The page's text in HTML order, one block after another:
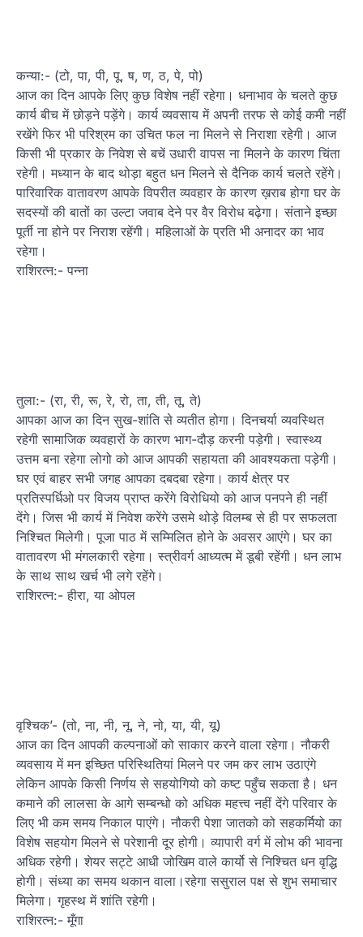
कन्या:- (टो, पा, पी, पू, ष, ण, ठ, पे, पो)
आज का दिन आपके लिए कुछ विशेष नहीं रहेगा। धनाभाव के चलते कुछ
कार्य बीच में छोड़ने पड़ेंगे। कार्य व्यवसाय में अपनी तरफ से कोई कमी नहीं
रखेंगे फिर भी परिश्रम का उचित फल ना मिलने से निराशा रहेगी। आज
किसी भी प्रकार के निवेश से बचें उधारी वापस ना मिलने के कारण चिंता
रहेगी। मध्यान के बाद थोड़ा बहुत धन मिलने से दैनिक कार्य चलते रहेंगे।
पारिवारिक वातावरण आपके विपरीत व्यवहार के कारण ख़राब होगा घर के
सदस्यों की बातों का उल्टा जवाब देने पर वैर विरोध बढ़ेगा। संताने इच्छा
पूर्ती ना होने पर निराश रहेंगी। महिलाओं के प्रति भी अनादर का भाव
रहेगा।
राशिरत्न:- पन्ना
तुला:- (रा, री, रू, रे, रो, ता, ती, तू, ते)
आपका आज का दिन सुख-शांति से व्यतीत होगा। दिनचर्या व्यवस्थित
रहेगी सामाजिक व्यवहारों के कारण भाग-दौड़ करनी पड़ेगी। स्वास्थ्य
उत्तम बना रहेगा लोगो को आज आपकी सहायता की आवश्यकता पड़ेगी।
घर एवं बाहर सभी जगह आपका दबदबा रहेगा। कार्य क्षेत्र पर
प्रतिस्पर्धिओ पर विजय प्राप्त करेंगे विरोधियो को आज पनपने ही नहीं
देंगे। जिस भी कार्य में निवेश करेंगे उसमे थोड़े विलम्ब से ही पर सफलता
निश्चित मिलेगी। पूजा पाठ में सम्मिलित होने के अवसर आएंगे। घर का
वातावरण भी मंगलकारी रहेगा। स्त्रीवर्ग आध्यत्म में डूबी रहेंगी। धन लाभ
के साथ साथ खर्च भी लगे रहेंगे।
राशिरत्न:- हीरा, या ओपल
वृश्चिक’- (तो, ना, नी, नू, ने, नो, या, यी, यू)
आज का दिन आपकी कल्पनाओं को साकार करने वाला रहेगा। नौकरी
व्यवसाय में मन इच्छित परिस्थितियां मिलने पर जम कर लाभ उठाएंगे
लेकिन आपके किसी निर्णय से सहयोगियो को कष्ट पहुँच सकता है। धन
कमाने की लालसा के आगे सम्बन्धो को अधिक महत्त्व नहीं देंगे परिवार के
लिए भी कम समय निकाल पाएंगे। नौकरी पेशा जातको को सहकर्मियो का
विशेष सहयोग मिलने से परेशानी दूर होगी। व्यापारी वर्ग में लोभ की भावना
अधिक रहेगी। शेयर सट्टे आधी जोखिम वाले कार्यो से निश्चित धन वृद्धि
होगी। संध्या का समय थकान वाला।रहेगा ससुराल पक्ष से शुभ समाचार
मिलेगा। गृहस्थ में शांति रहेगी।
राशिरत्न:- मूँगा